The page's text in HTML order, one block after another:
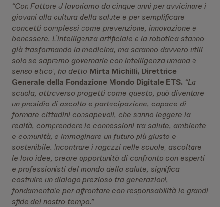
“Con Fattore J lavoriamo da cinque anni per avvicinare i
giovani alla cultura della salute e per semplificare
concetti complessi come prevenzione, innovazione e
benessere. L’intelligenza artificiale e la robotica stanno
già trasformando la medicina, ma saranno davvero utili
solo se sapremo governarle con intelligenza umana e
senso etico”, ha detto Mirta Michilli, Direttrice
Generale della Fondazione Mondo Digitale ETS. “La
scuola, attraverso progetti come questo, può diventare
un presidio di ascolto e partecipazione, capace di
formare cittadini consapevoli, che sanno leggere la
realtà, comprendere le connessioni tra salute, ambiente
e comunità, e immaginare un futuro più giusto e
sostenibile. Incontrare i ragazzi nelle scuole, ascoltare
le loro idee, creare opportunità di confronto con esperti
e professionisti del mondo della salute, significa
costruire un dialogo prezioso tra generazioni,
fondamentale per affrontare con responsabilità le grandi
sfide del nostro tempo.”